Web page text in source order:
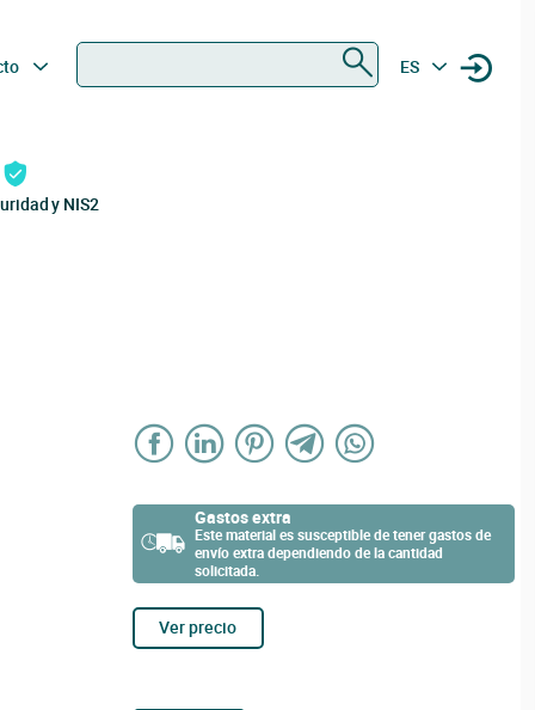
ES
y NIS2
Gastos extra
Este material es susceptible de tener gastos de
envío extra dependiendo de la cantidad
solicitada.
Ver precio